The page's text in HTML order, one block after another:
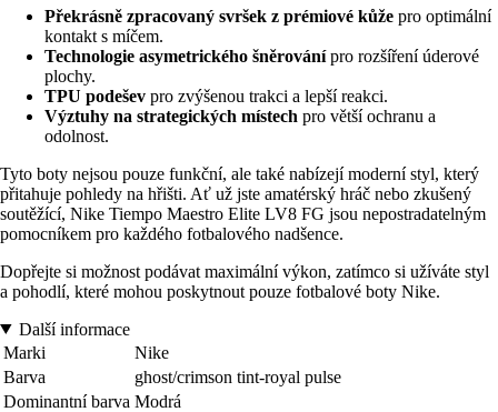
Překrásně zpracovaný svršek z prémiové kůže pro optimální
kontakt s míčem.
Technologie asymetrického šněrovánípro rozšíření úderové
plochy.
TPU podešev pro zvýšenou trakci a lepší reakci.
Výztuhy na strategických místech pro větší ochranu a
odolnost.
Tyto boty nejsou pouze funkční, ale také nabízejí moderní styl, který
přitahuje pohledy na hřišti. Ať už jste amatérský hráč nebo zkušený
soutěžící, Nike Tiempo Maestro Elite LV8 FG jsou nepostradatelným
pomocníkem pro každého fotbalového nadšence.
Dopřejte si možnost podávat maximální výkon, zatímco si užíváte styl
a pohodlí, které mohou poskytnout pouze fotbalové boty Nike.
Další informace
Marki
Nike
Barva
ghost/crimson tint-royal pulse
Dominantní barva Modrá